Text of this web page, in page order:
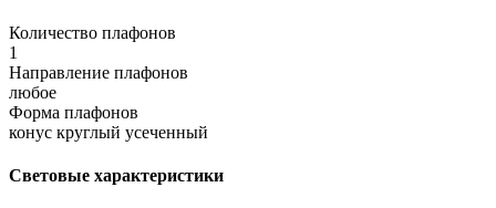
Количество плафонов
1
Направление плафонов
любое
Форма плафонов
конус круглый усеченный
Световые характеристики